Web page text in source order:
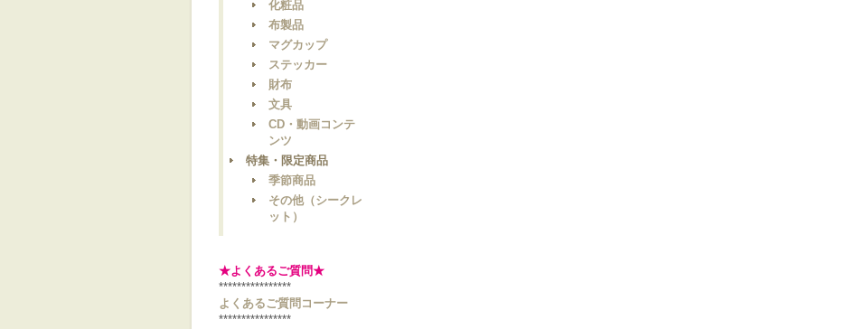
化粧品
布製品
マグカップ
ステッカー
財布
文具
CD・動画コンテ
ンツ
特集・限定商品
季節商品
その他（シークレ
ット）
★よくあるご質問★
****************
よくあるご質問コーナー
****************